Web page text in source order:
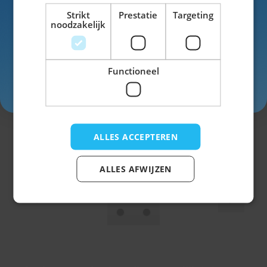
Jagershoedje Tirol Roze
Strikt
noodzakelijk
Prestatie Targeting
Functioneel
ALLES ACCEPTEREN
ALLES AFWIJZEN
Voor- en achternaam
Inschrijven